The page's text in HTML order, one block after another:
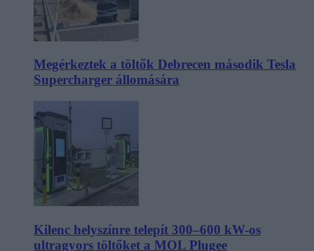
Megérkeztek a töltők Debrecen második Tesla
Supercharger állomására
Kilenc helyszínre telepít 300–600 kW-os
ultragyors töltőket a MOL Plugee